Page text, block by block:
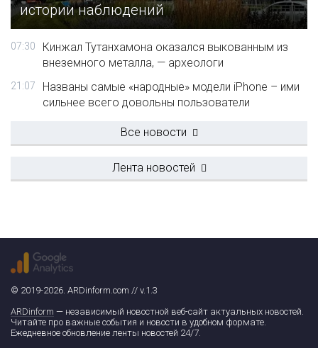
истории наблюдений
07:30
Кинжал Тутанхамона оказался выкованным из
внеземного металла, — археологи
21:07
Названы самые «народные» модели iPhone – ими
сильнее всего довольны пользователи
Все новости
Лента новостей
© 2019-2026. ARDinform.com // v.1.3
ARDinform — независимый новостной веб-сайт актуальных новостей.
Читайте про важные события и новости в удобном формате.
Ежедневное обновление ленты новостей 24/7.